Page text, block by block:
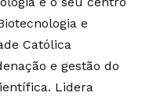
e
Católica
e gestão do
Lidera